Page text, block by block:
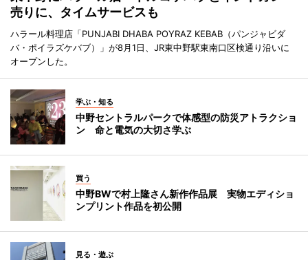
売りに、タイムサービスも
ハラール料理店「PUNJABI DHABA POYRAZ KEBAB（パンジャビダ
バ・ポイラズケバブ）」が8月1日、JR東中野駅東南口区検通り沿いに
オープンした。
学ぶ・知る
中野セントラルパークで体感型の防災アトラクショ
ン 命と電気の大切さ学ぶ
買う
中野BWで村上隆さん新作作品展 実物エディショ
ンプリント作品を初公開
見る・遊ぶ